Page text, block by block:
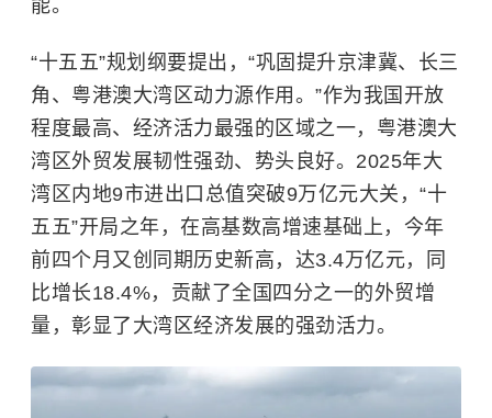
能。
“十五五”规划纲要提出，“巩固提升京津冀、长三
角、粤港澳大湾区动力源作用。”作为我国开放
程度最高、经济活力最强的区域之一，粤港澳大
湾区外贸发展韧性强劲、势头良好。2025年大
湾区内地9市进出口总值突破9万亿元大关，“十
五五”开局之年，在高基数高增速基础上，今年
前四个月又创同期历史新高，达3.4万亿元，同
比增长18.4%，贡献了全国四分之一的外贸增
量，彰显了大湾区经济发展的强劲活力。